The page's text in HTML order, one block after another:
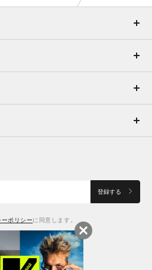
登録する
ポリシーに同意します。